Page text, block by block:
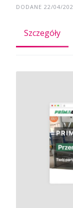
DODANE 22/04/
Szczegóły